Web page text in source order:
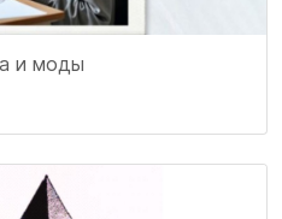
и моды